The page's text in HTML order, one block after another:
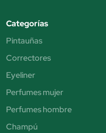
Categorías
Pintauñas
Correctores
Eyeliner
Perfumes mujer
Perfumes hombre
Champú